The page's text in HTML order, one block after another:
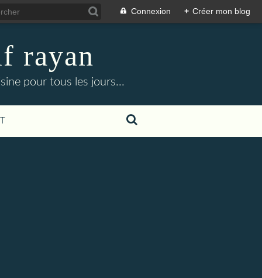
Connexion + Créer mon blog
rayan
pour tous les jours...